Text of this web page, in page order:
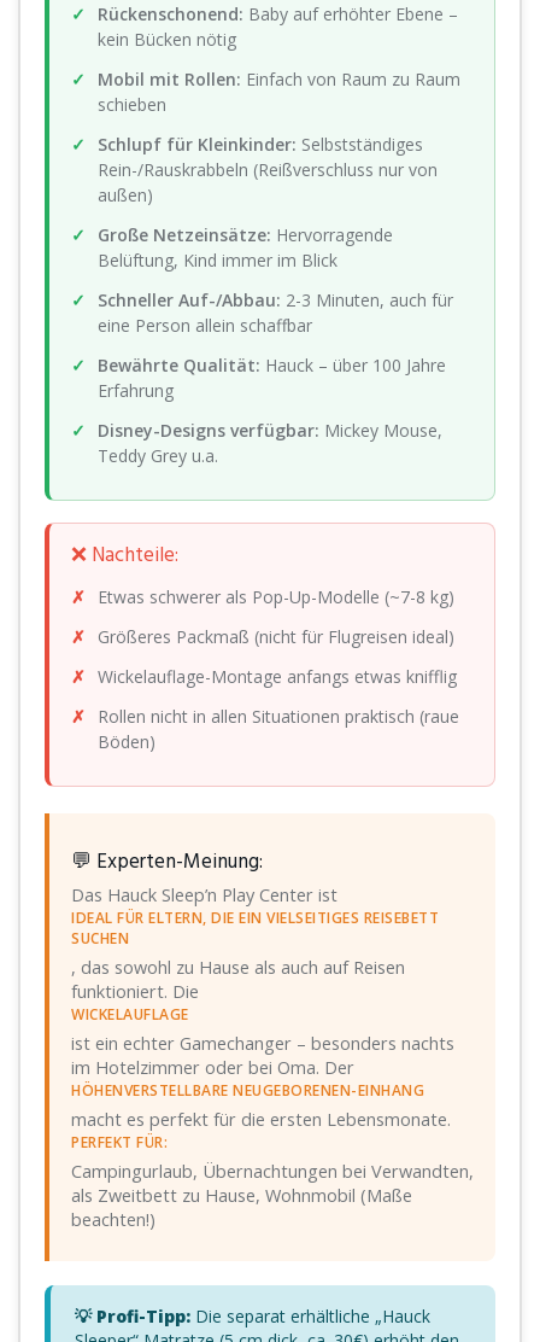
Rückenschonend: Baby auf erhöhter Ebene –
kein Bücken nötig
Mobil mit Rollen: Einfach von Raum zu Raum
schieben
Schlupf für Kleinkinder: Selbstständiges
Rein-/Rauskrabbeln (Reißverschluss nur von
außen)
Große Netzeinsätze: Hervorragende
Belüftung, Kind immer im Blick
Schneller Auf-/Abbau: 2-3 Minuten, auch für
eine Person allein schaffbar
Bewährte Qualität: Hauck – über 100 Jahre
Erfahrung
Disney-Designs verfügbar: Mickey Mouse,
Teddy Grey u.a.
❌ Nachteile:
Etwas schwerer als Pop-Up-Modelle (~7-8 kg)
Größeres Packmaß (nicht für Flugreisen ideal)
Wickelauflage-Montage anfangs etwas knifflig
Rollen nicht in allen Situationen praktisch (raue
Böden)
💬 Experten-Meinung:
Das Hauck Sleep’n Play Center ist
IDEAL FÜR ELTERN, DIE EIN VIELSEITIGES REISEBETT
SUCHEN
, das sowohl zu Hause als auch auf Reisen
funktioniert. Die
WICKELAUFLAGE
ist ein echter Gamechanger – besonders nachts
im Hotelzimmer oder bei Oma. Der
HÖHENVERSTELLBARE NEUGEBORENEN-EINHANG
macht es perfekt für die ersten Lebensmonate.
PERFEKT FÜR:
Campingurlaub, Übernachtungen bei Verwandten,
als Zweitbett zu Hause, Wohnmobil (Maße
beachten!)
💡 Profi-Tipp: Die separat erhältliche „Hauck